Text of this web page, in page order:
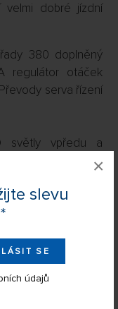
slevu
SE
údajů
×
velmi dobré jízdní
380 doplněný
regulátor otáček
serva řízení
světly vpředu a
tvorbu kouřových
RC model
motor řady